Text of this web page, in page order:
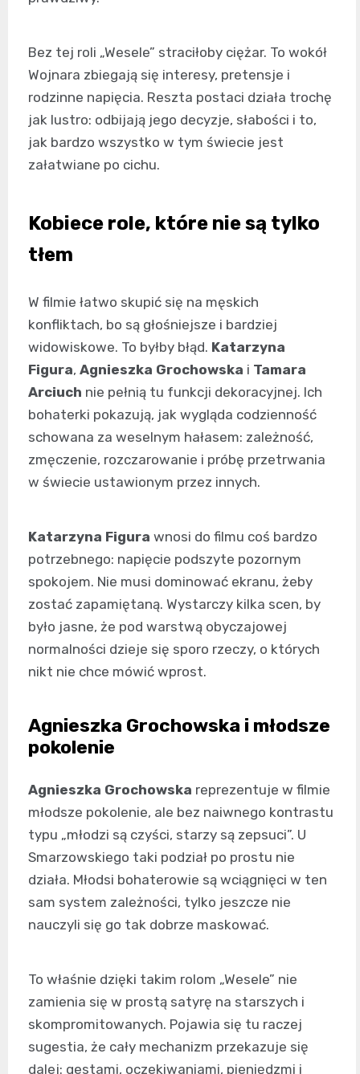
Bez tej roli „Wesele” straciłoby ciężar. To wokół
Wojnara zbiegają się interesy, pretensje i
rodzinne napięcia. Reszta postaci działa trochę
jak lustro: odbijają jego decyzje, słabości i to,
jak bardzo wszystko w tym świecie jest
załatwiane po cichu.
Kobiece role, które nie są tylko
tłem
W filmie łatwo skupić się na męskich
konfliktach, bo są głośniejsze i bardziej
widowiskowe. To byłby błąd. Katarzyna
Figura, Agnieszka Grochowska i Tamara
Arciuch nie pełnią tu funkcji dekoracyjnej. Ich
bohaterki pokazują, jak wygląda codzienność
schowana za weselnym hałasem: zależność,
zmęczenie, rozczarowanie i próbę przetrwania
w świecie ustawionym przez innych.
Katarzyna Figura wnosi do filmu coś bardzo
potrzebnego: napięcie podszyte pozornym
spokojem. Nie musi dominować ekranu, żeby
zostać zapamiętaną. Wystarczy kilka scen, by
było jasne, że pod warstwą obyczajowej
normalności dzieje się sporo rzeczy, o których
nikt nie chce mówić wprost.
Agnieszka Grochowska i młodsze
pokolenie
Agnieszka Grochowska reprezentuje w filmie
młodsze pokolenie, ale bez naiwnego kontrastu
typu „młodzi są czyści, starzy są zepsuci”. U
Smarzowskiego taki podział po prostu nie
działa. Młodsi bohaterowie są wciągnięci w ten
sam system zależności, tylko jeszcze nie
nauczyli się go tak dobrze maskować.
To właśnie dzięki takim rolom „Wesele” nie
zamienia się w prostą satyrę na starszych i
skompromitowanych. Pojawia się tu raczej
sugestia, że cały mechanizm przekazuje się
dalej: gestami, oczekiwaniami, pieniędzmi i